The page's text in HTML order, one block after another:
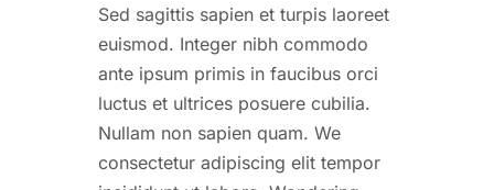
Sed sagittis sapien et turpis laoreet
euismod. Integer nibh commodo
ante ipsum primis in faucibus orci
luctus et ultrices posuere cubilia.
Nullam non sapien quam. We
consectetur adipiscing elit tempor